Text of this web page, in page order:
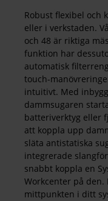
Robust flexibel och
eller i verkstaden.
och 48 är riktiga
funktion har
automatisk
touch-
intuitivt. Med
dammsugaren
batteriverktyg eller
att koppla upp
släta antistatiska
integrerade
snabbt koppla en
Workcenter på
mittpunkten i ditt